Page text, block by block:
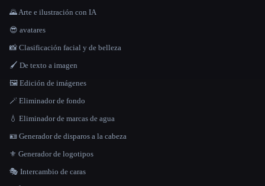
🌄 Arte e ilustración con IA
😎 avatares
📸 Clasificación facial y de belleza
🖌️ De texto a imagen
🖼️ Edición de imágenes
🪄 Eliminador de fondo
💧 Eliminador de marcas de agua
🪪 Generador de disparos a la cabeza
⚜️ Generador de logotipos
🎭 Intercambio de caras